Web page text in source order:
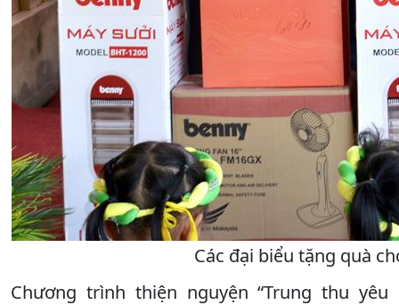
Các đại biểu tặng quà
Chương trình thiện nguyện “Trung thu yêu